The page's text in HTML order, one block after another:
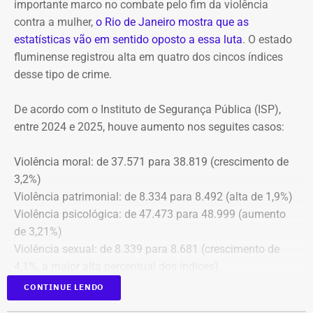
Rubem Vieira de Souza, o Rubão; e de outros diretores e
conselheiros do fundo municipal.
Além disso, o tribunal aprovou a expedição de ofício com
cópia integral do processo ao Ministério Público do
apuração de possíveis ilícitos nas esferas cível e criminal,
e à Secretaria de Regime Próprio e Complementar do
importante marco no combate pelo fim da violência
contra a mulher, o Rio de Janeiro mostra que as
estatísticas vão em sentido oposto a essa luta. O estado
fluminense registrou alta em quatro dos cincos índices
desse tipo de crime.
De acordo com o Instituto de Segurança Pública (ISP),
entre 2024 e 2025, houve aumento nos seguites casos:
Violência moral: de 37.571 para 38.819 (crescimento de
3,2%)
Violência patrimonial: de 8.334 para 8.492 (alta de 1,9%)
Violência psicológica: de 47.473 para 48.999 (aumento
de 3,21%)
Violência sexual: de 8.339 para 8.681 (crescimento de
A única estatística que apresentou queda foi a de
violência física, que passou de 43.743 em 2024 para
CONTINUE LENDO